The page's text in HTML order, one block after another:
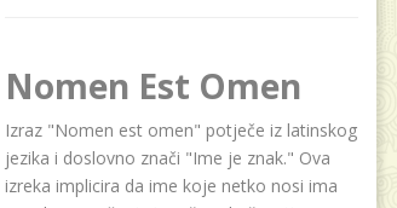
Nomen Est Omen
Izraz "Nomen est omen" potječe iz latinskog
jezika i doslovno znači "Ime je znak." Ova
izreka implicira da ime koje netko nosi ima